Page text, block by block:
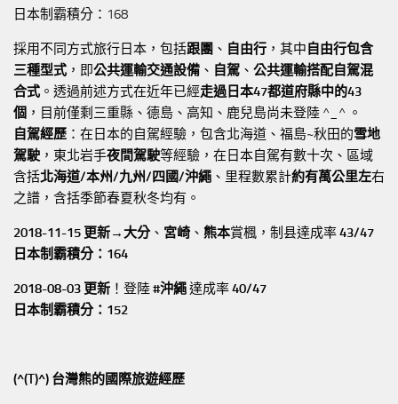
日本制霸積分：168
採用不同方式旅行日本，包括跟團 、 自由行 ，其中自由行包含
三種型式 ，即公共運輸交通設備 、 自駕 、 公共運輸搭配自駕混
合式 。透過前述方式在近年已經走過日本47都道府縣中的43
個 ，目前僅剩三重縣、德島、高知、鹿兒島尚未登陸 ^_^ 。
自駕經歷 ：在日本的自駕經驗，包含北海道、福島~秋田的雪地
駕駛 ，東北岩手夜間駕駛等經驗，在日本自駕有數十次、區域
含括北海道/本州/九州/四國/沖繩 、里程數累計約有萬公里左右
之譜，含括季節春夏秋冬均有。
2018-11-15 更新→ 大分、 宮崎 、 熊本賞楓，制县達成率43/47
日本制霸積分：164
2018-08-03 更新 ！登陸#沖繩達成率40/47
日本制霸積分：152
(^(T)^) 台灣熊的國際旅遊經歷